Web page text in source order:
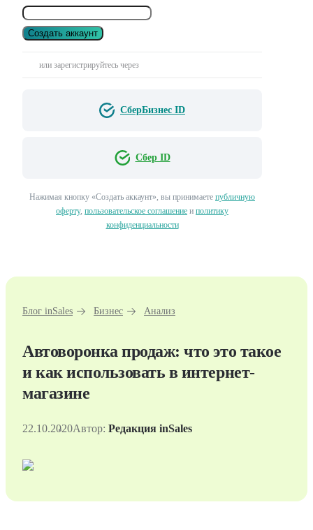
Создать аккаунт
или зарегистрируйтесь через
СберБизнес ID
Сбер ID
Нажимая кнопку «Создать аккаунт», вы принимаете публичную
оферту, пользовательское соглашение и политику
конфиденциальности
Блог inSales Бизнес Анализ
Автоворонка продаж: что это такое
и как использовать в интернет-
магазине
22.10.2020Автор: Редакция inSales